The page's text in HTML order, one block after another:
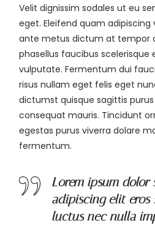
Velit dignissim sodales ut eu
eget. Eleifend quam adipiscing
ante metus dictum at tempor
phasellus faucibus
vulputate. Fermentum dui
risus nullam eget felis eget
dictumst quisque sagittis
consequat mauris. Tincidunt
egestas purus viverra dolare
fermentum.
Lorem ipsum dolor
adipiscing elit eros
luctus nec nulla